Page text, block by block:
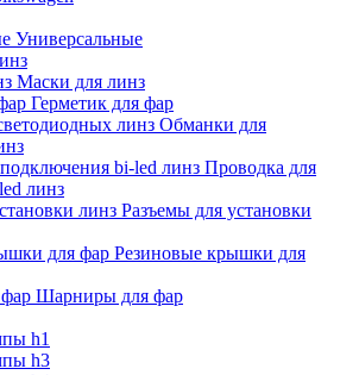
Универсальные
Маски для линз
Герметик для фар
Обманки для
Проводка для
линз
Разъемы для установки
Резиновые крышки для
Шарниры для фар
h1
h3